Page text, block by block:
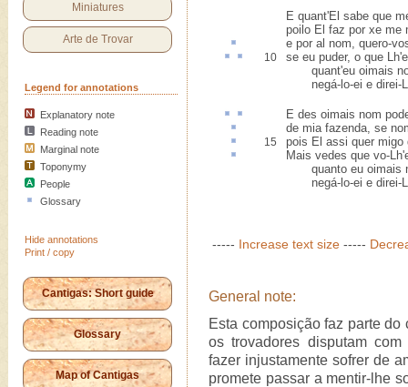
Miniatures
Arte de Trovar
Legend for annotations
Explanatory note
Reading note
Marginal note
Toponymy
People
Glossary
Hide annotations
Print / copy
Cantigas: Short guide
Glossary
Map of Cantigas
E quant'El sabe que
poilo El faz por xe me
e por al nom, quero-
10 se eu puder, o que Lh'
quant'eu oimais no
negá-lo-ei e direi-
E des oimais nom
de mia fazenda, se
15 pois El assi quer migo
Mais vedes que vo-
quanto eu oimais
negá-lo-ei e direi-
----- Increase text size -----
General note:
Esta composição faz parte
os trovadores disputam
fazer injustamente sofrer de
promete passar a mentir-lhe